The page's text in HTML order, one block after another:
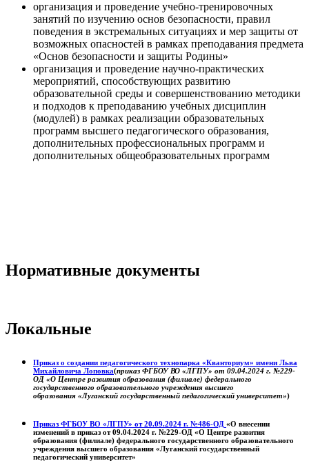
организация и проведение учебно-тренировочных
занятий по изучению основ безопасности, правил
поведения в экстремальных ситуациях и мер защиты от
возможных опасностей в рамках преподавания предмета
«Основ безопасности и защиты Родины»
организация и проведение научно-практических
мероприятий, способствующих развитию
образовательной среды и совершенствованию методики
и подходов к преподаванию учебных дисциплин
(модулей) в рамках реализации образовательных
программ высшего педагогического образования,
дополнительных профессиональных программ и
дополнительных общеобразовательных программ
Нормативные документы
Локальные
Приказ о создании педагогического технопарка «Кванториум» имени Льва
Михайловича Лоповка(приказ ФГБОУ ВО «ЛГПУ» от 09.04.2024 г. №229-
ОД «О Центре развития образования (филиале) федерального
государственного образовательного учреждения высшего
образования «Луганский государственный педагогический университет»)
Приказ ФГБОУ ВО «ЛГПУ» от 20.09.2024 г. №486-ОД «О внесении
изменений в приказ от 09.04.2024 г. №229-ОД «О Центре развития
образования (филиале) федерального государственного образовательного
учреждения высшего образования «Луганский государственный
педагогический университет»